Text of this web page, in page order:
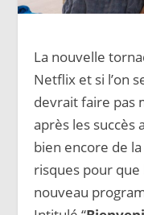
La nouvelle
Netflix et si l’on
devrait faire pas
après les succès
bien encore de la
risques pour
nouveau